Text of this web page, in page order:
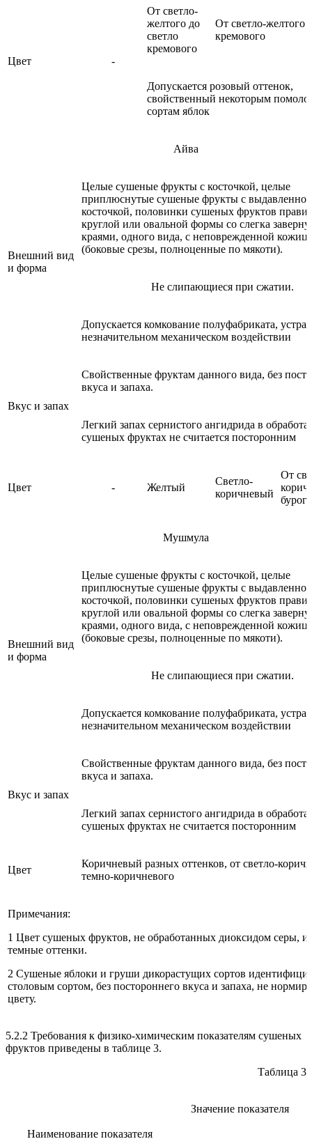
Цвет -
От светло-
желтого до
светло
кремового
От светло-желтого
кремового
Допускается розовый оттенок,
свойственный некоторым
сортам яблок
Айва
Внешний вид
и форма
Целые сушеные фрукты с косточкой, целые
приплюснутые сушеные фрукты с выдавленной
косточкой, половинки сушеных фруктов
круглой или овальной формы со слегка
краями, одного вида, с неповрежденной
(боковые срезы, полноценные по мякоти).
Не слипающиеся при сжатии.
Допускается комкование полуфабриката,
незначительном механическом воздействии
Вкус и запах
Свойственные фруктам данного вида, без
вкуса и запаха.
Легкий запах сернистого ангидрида в
сушеных фруктах не считается посторонним
Цвет - Желтый
Светло-
коричневый
От
бурого
Мушмула
Внешний вид
и форма
Целые сушеные фрукты с косточкой, целые
приплюснутые сушеные фрукты с выдавленной
косточкой, половинки сушеных фруктов
круглой или овальной формы со слегка
краями, одного вида, с неповрежденной
(боковые срезы, полноценные по мякоти).
Не слипающиеся при сжатии.
Допускается комкование полуфабриката,
незначительном механическом воздействии
Вкус и запах
Свойственные фруктам данного вида, без
вкуса и запаха.
Легкий запах сернистого ангидрида в
сушеных фруктах не считается посторонним
Цвет
Коричневый разных оттенков, от светло-
темно-коричневого
Примечания:
1 Цвет сушеных фруктов, не обработанных диоксидом серы,
темные оттенки.
2 Сушеные яблоки и груши дикорастущих сортов
столовым сортом, без постороннего вкуса и запаха, не
цвету.
5.2.2 Требования к физико-химическим показателям сушеных
фруктов приведены в таблице 3.
Таблица 3
Наименование показателя
Значение показателя